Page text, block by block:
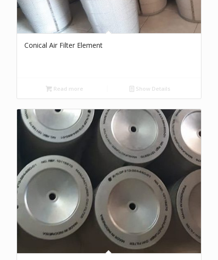
Conical Air Filter Element
Read more Show Details